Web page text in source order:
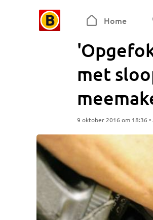
Home
met
9 oktober 2016 om 18:36